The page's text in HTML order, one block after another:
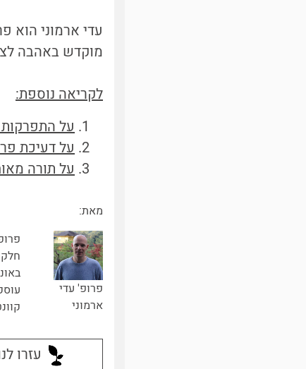
עדי ארמוני הוא
מוקדש באהבה
לקריאה נוספת:
על
על דעיכת
על תורה
מאת:
פרופ' עדי
ארמוני
עזרו